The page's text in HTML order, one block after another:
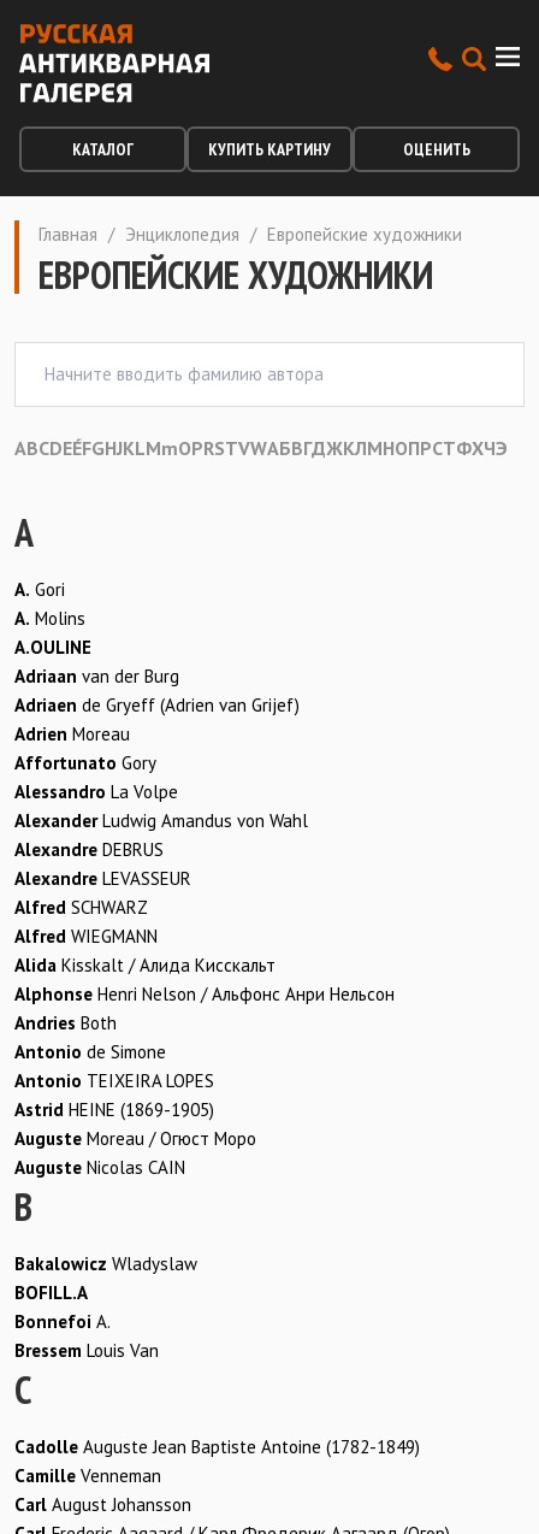
КАТАЛОГ КУПИТЬ КАРТИНУ ОЦЕНИТЬ
Главная / Энциклопедия / Европейские художники
ЕВРОПЕЙСКИЕ ХУДОЖНИКИ
ABCDEÉFGHJKLMmOPRSTVWАБВГДЖКЛМНОПРСТФХЧЭ
A
A. Gori
A. Molins
A.OULINE
Adriaan van der Burg
Adriaen de Gryeff (Adrien van Grijef)
Adrien Moreau
Affortunato Gory
Alessandro La Volpe
AlexanderLudwig Amandus von Wahl
Alexandre DEBRUS
Alexandre LEVASSEUR
Alfred SCHWARZ
Alfred WIEGMANN
Alida Kisskalt / Алида Кисскальт
Alphonse Henri Nelson / Альфонс Анри Нельсон
Andries Both
Antonio de Simone
Antonio TEIXEIRA LOPES
Astrid HEINE (1869-1905)
Auguste Moreau / Огюст Моро
Auguste Nicolas CAIN
B
Bakalowicz Wladyslaw
BOFILL.A
Bonnefoi A.
Bressem Louis Van
C
Cadolle Auguste Jean Baptiste Antoine (1782-1849)
Camille Venneman
Carl August Johansson